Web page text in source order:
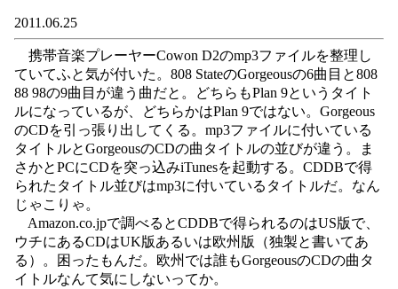
2011.06.25
携帯音楽プレーヤーCowon D2のmp3ファイルを整理し
ていてふと気が付いた。808 StateのGorgeousの6曲目と808
88 98の9曲目が違う曲だと。どちらもPlan 9というタイト
ルになっているが、どちらかはPlan 9ではない。Gorgeous
のCDを引っ張り出してくる。mp3ファイルに付いている
タイトルとGorgeousのCDの曲タイトルの並びが違う。ま
さかとPCにCDを突っ込みiTunesを起動する。CDDBで得
られたタイトル並びはmp3に付いているタイトルだ。なん
じゃこりゃ。
Amazon.co.jpで調べるとCDDBで得られるのはUS版で、
ウチにあるCDはUK版あるいは欧州版（独製と書いてあ
る）。困ったもんだ。欧州では誰もGorgeousのCDの曲タ
イトルなんて気にしないってか。